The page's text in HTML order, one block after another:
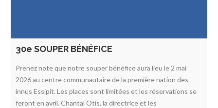
30e SOUPER BÉNÉFICE
Prenez note que notre souper bénéfice aura lieu le 2 mai
2026 au centre communautaire de la première nation des
innus Essipit. Les places sont limitées et les réservations se
feront en avril. Chantal Otis, la directrice et les